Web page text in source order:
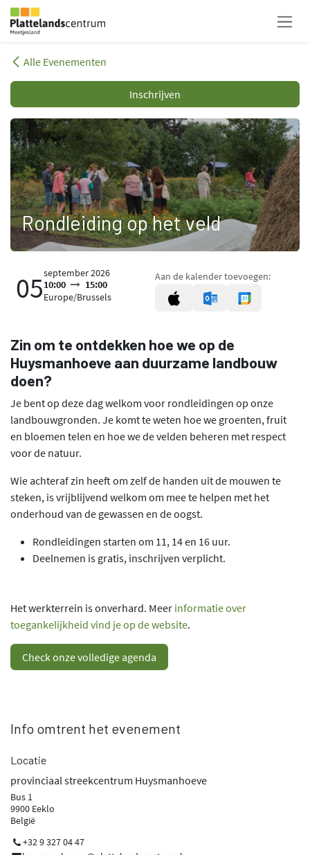
Overslaan naar inhoud
Alle Evenementen
Inschrijven
Rondleiding op het veld
05september 2026
10:00
15:00
Europe/Brussels
Aan de kalender toevoegen:
Zin om te ontdekken hoe we op de
Huysmanhoeve aan duurzame landbouw
doen?
Je bent op deze dag welkom voor rondleidingen op onze
landbouwgronden. Je komt te weten hoe we groenten, fruit
en bloemen telen en hoe we de velden beheren met respect
voor de natuur.
Wie achteraf zin heeft om zelf de handen uit de mouwen te
steken, is vrijblijvend welkom om mee te helpen met het
onderhoud van de gewassen en de oogst.
Rondleidingen starten om 11, 14 en 16 uur.
Deelnemen is gratis, inschrijven verplicht.
Het werkterrein is onverhard. Meer informatie over
toegankelijkheid vind je op de website.
Check onze volledige agenda
Info omtrent het evenement
Locatie
provinciaal streekcentrum Huysmanhoeve
Bus 1
9900 Eeklo
België
+32 9 327 04 47